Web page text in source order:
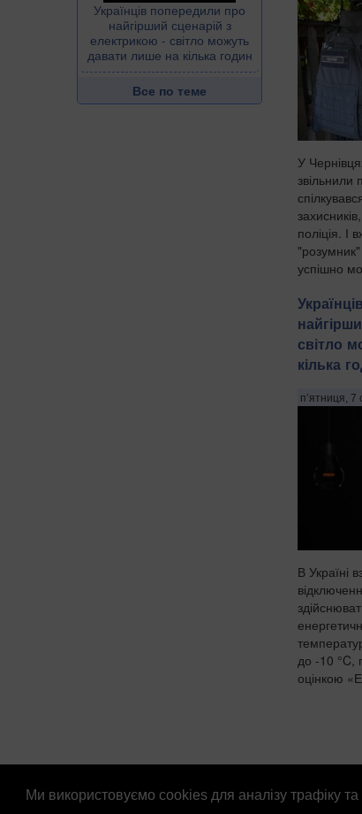
Ми використовуємо cookies для аналізу трафіку
Українців попередили про
найгірший сценарій з
електрикою - світло можуть
давати лише на кілька годин
Все по теме
У
звільнили
поліція. І
успішно
світло
кілька
п’ятниця, 7
В Україні
до -10 °C,
оцінкою
© Патріоти України 2026 Правова інформація